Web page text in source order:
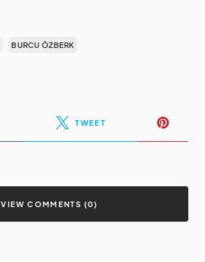
BURCU ÖZBERK
TWEET
VIEW COMMENTS (0)